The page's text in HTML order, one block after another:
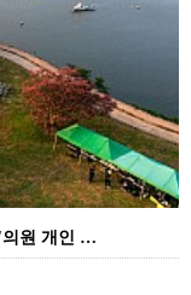
의원 개인 …